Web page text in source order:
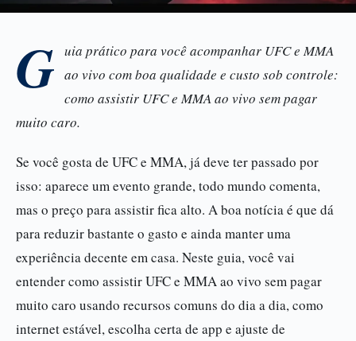
G uia prático para você acompanhar UFC e MMA
ao vivo com boa qualidade e custo sob controle:
como assistir UFC e MMA ao vivo sem pagar
muito caro.
Se você gosta de UFC e MMA, já deve ter passado por
isso: aparece um evento grande, todo mundo comenta,
mas o preço para assistir fica alto. A boa notícia é que dá
para reduzir bastante o gasto e ainda manter uma
experiência decente em casa. Neste guia, você vai
entender como assistir UFC e MMA ao vivo sem pagar
muito caro usando recursos comuns do dia a dia, como
internet estável, escolha certa de app e ajuste de